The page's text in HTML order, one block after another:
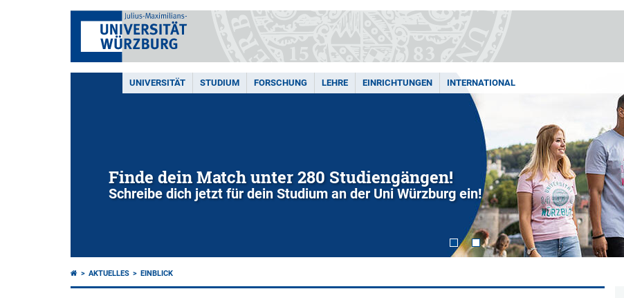
UNIVERSITÄT STUDIUM FORSCHUNG LEHRE EINRICHTUNGEN INTERNATIONAL
Finde dein Match unter 280 Studiengängen!
Schreibe dich jetzt für dein Studium an der Uni Würzburg ein!
AKTUELLES EINBLICK